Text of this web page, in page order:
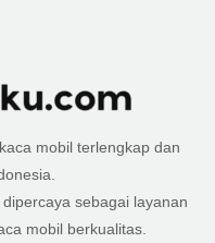
mobil terlengkap dan
sebagai layanan
mobil berkualitas.